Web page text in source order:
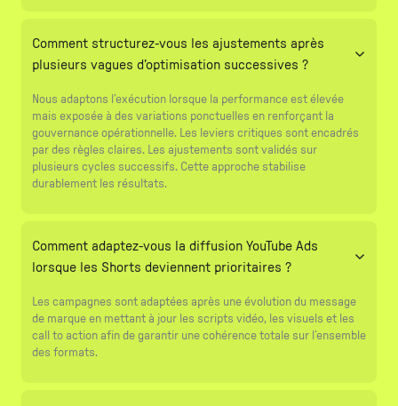
Comment structurez-vous les ajustements après
plusieurs vagues d’optimisation successives ?
Nous adaptons l’exécution lorsque la performance est élevée
mais exposée à des variations ponctuelles en renforçant la
gouvernance opérationnelle. Les leviers critiques sont encadrés
par des règles claires. Les ajustements sont validés sur
plusieurs cycles successifs. Cette approche stabilise
durablement les résultats.
Comment adaptez-vous la diffusion YouTube Ads
lorsque les Shorts deviennent prioritaires ?
Les campagnes sont adaptées après une évolution du message
de marque en mettant à jour les scripts vidéo, les visuels et les
call to action afin de garantir une cohérence totale sur l’ensemble
des formats.